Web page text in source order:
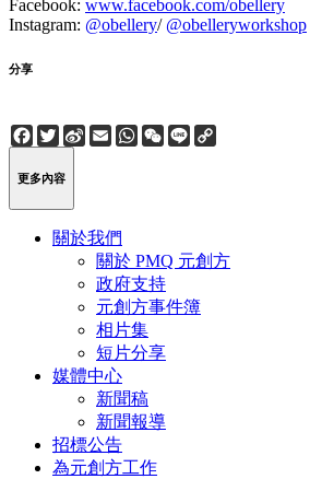
Facebook: www.facebook.com/obellery
Instagram: @obellery/ @obelleryworkshop
分享
Facebook
Twitter
Sina
Weibo
EmailWhatsApp
WeChat
Line
更多內容
關於我們
關於 PMQ 元創方
政府支持
元創方事件簿
相片集
短片分享
媒體中心
新聞稿
新聞報導
招標公告
為元創方工作